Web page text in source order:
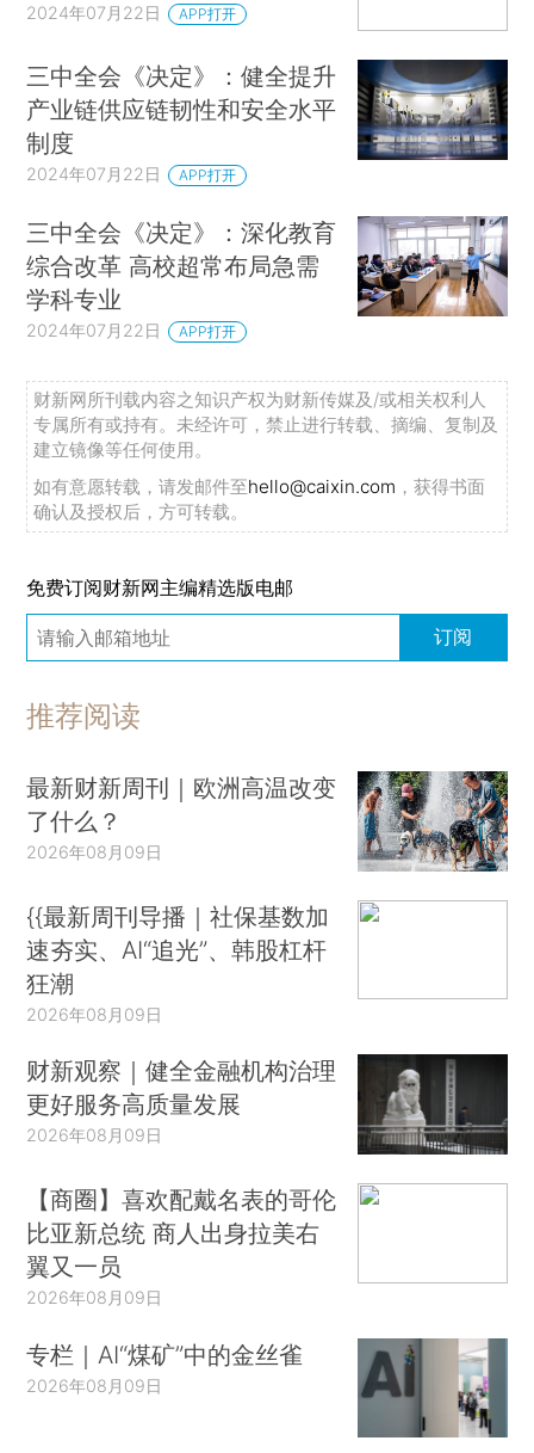
2024年07月22日 APP打开
三中全会《决定》：健全提升
产业链供应链韧性和安全水平
制度
2024年07月22日 APP打开
三中全会《决定》：深化教育
综合改革 高校超常布局急需
学科专业
2024年07月22日 APP打开
财新网所刊载内容之知识产权为财新传媒及/或相关权利人
专属所有或持有。未经许可，禁止进行转载、摘编、复制及
建立镜像等任何使用。
如有意愿转载，请发邮件至hello@caixin.com ，获得书面
确认及授权后，方可转载。
免费订阅财新网主编精选版电邮
订阅
推荐阅读
最新财新周刊｜欧洲高温改变
了什么？
2026年08月09日
{{最新周刊导播｜社保基数加
速夯实、AI“追光”、韩股杠杆
狂潮
2026年08月09日
财新观察｜健全金融机构治理
更好服务高质量发展
2026年08月09日
【商圈】喜欢配戴名表的哥伦
比亚新总统 商人出身拉美右
翼又一员
2026年08月09日
专栏｜AI“煤矿”中的金丝雀
2026年08月09日